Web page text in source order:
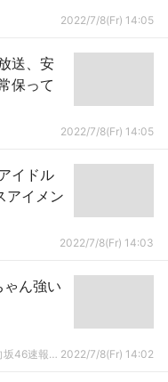
2022/7/8(Fr) 14:05
送、安
保って
2022/7/8(Fr) 14:05
イドル
アイメン
2022/7/8(Fr) 14:03
ゃん強い
乃木通☆世界最速！乃木坂46欅坂46日向坂46速報まとめ 2022/7/8(Fr) 14:02